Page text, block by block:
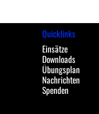
Quicklinks
Einsätze
Downloads
Übungsplan
Nachrichten
Spenden